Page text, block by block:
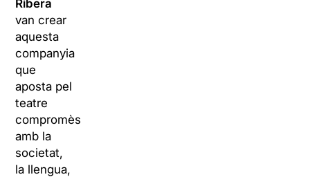
Ribera
van crear
aquesta
companyia
que
aposta pel
teatre
compromès
amb la
societat,
la llengua,